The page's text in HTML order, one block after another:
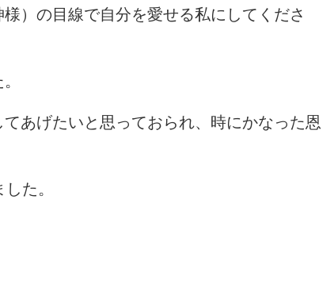
）の目線で自分を愛せる私にしてくださ
あげたいと思っておられ、時にかなった恩
た。